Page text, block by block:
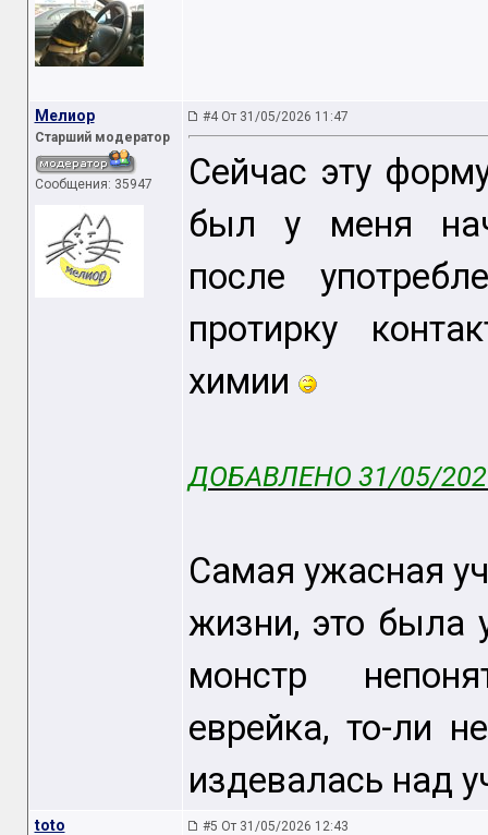
Мелиор
Старший модератор
Сообщения: 35947
#4 От 31/05/2026 11:47
Сейчас эту
был у меня
после
протирку
химии
ДОБАВЛЕНО 31/05/
Самая ужасная
жизни, это была
монстр
еврейка, то-ли
издевалась над
toto #5 От 31/05/2026 12:43